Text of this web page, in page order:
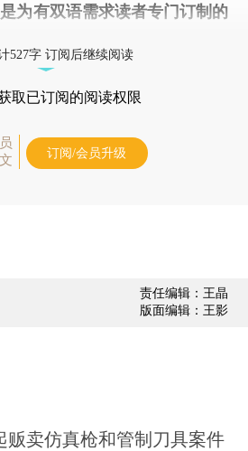
为有双语需求读者专门订制的
527字 订阅后继续阅读
取已订阅的阅读权限
订阅/会员升级
责任编辑：王晶
版面编辑：王影
贩卖仿真枪和管制刀具案件